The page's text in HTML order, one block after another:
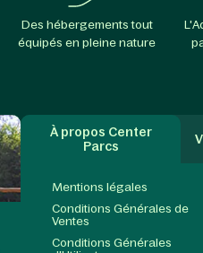
Des hébergements tout
équipés en pleine nature
À propos Center
Parcs
Mentions légales
Conditions Générales de
Ventes
Conditions Générales